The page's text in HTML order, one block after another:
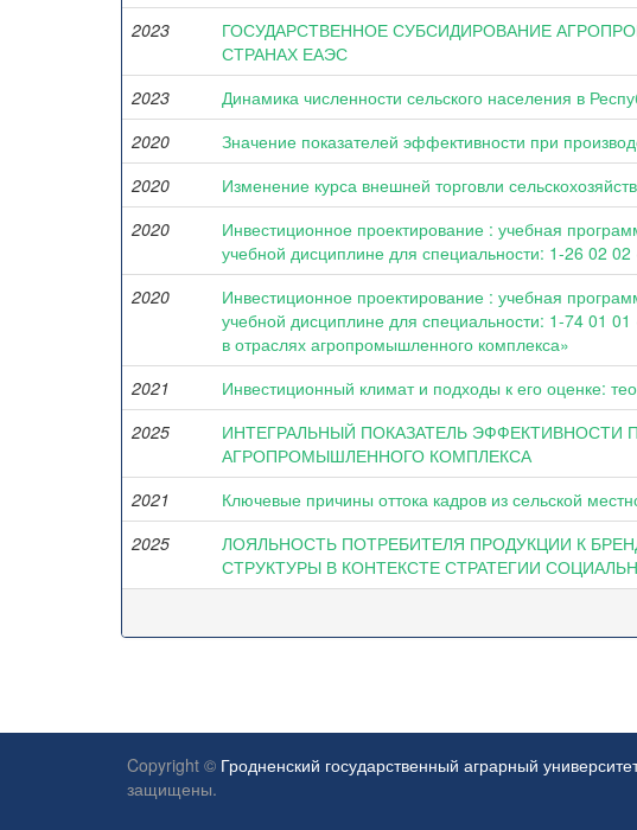
2023
ГОСУДАРСТВЕННОЕ СУБСИДИРОВАНИЕ
СТРАНАХ ЕАЭС
2023
Динамика численности сельского населения в
2020
Значение показателей эффективности при
2020
Изменение курса внешней торговли
2020
Инвестиционное проектирование : учебная
учебной дисциплине для специальности: 1-26 02
2020
Инвестиционное проектирование : учебная
учебной дисциплине для специальности: 1-74 01
в отраслях агропромышленного комплекса»
2021 Инвестиционный климат и подходы к его оценке:
2025
ИНТЕГРАЛЬНЫЙ ПОКАЗАТЕЛЬ ЭФФЕКТИВНОСТИ
АГРОПРОМЫШЛЕННОГО КОМПЛЕКСА
2021 Ключевые причины оттока кадров из сельской
2025
ЛОЯЛЬНОСТЬ ПОТРЕБИТЕЛЯ ПРОДУКЦИИ К
СТРУКТУРЫ В КОНТЕКСТЕ СТРАТЕГИИ
Copyright © Гродненский государственный аграрный
защищены.